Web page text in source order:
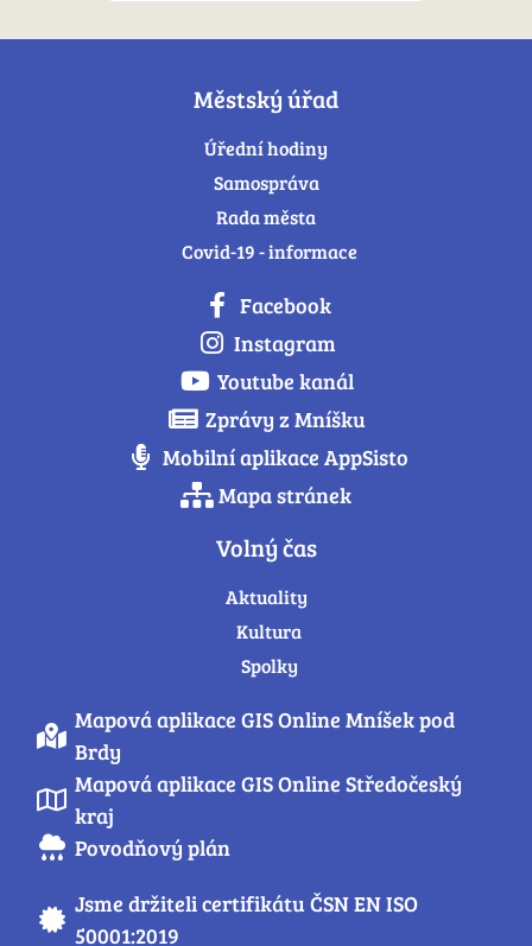
Městský úřad
Úřední hodiny
Samospráva
Rada města
Covid-19 - informace
Facebook
Instagram
Youtube kanál
Zprávy z Mníšku
Mobilní aplikace AppSisto
Mapa stránek
Volný čas
Aktuality
Kultura
Spolky
Mapová aplikace GIS Online Mníšek pod
Brdy
Mapová aplikace GIS Online Středočeský
kraj
Povodňový plán
Jsme držiteli certifikátu ČSN EN ISO
50001:2019